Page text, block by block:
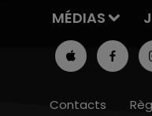
MÉDIAS
Contacts